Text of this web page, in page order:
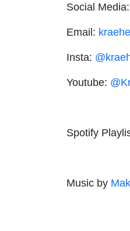
Social Media:
Email:
Insta:
Youtube:
Spotify
Music by